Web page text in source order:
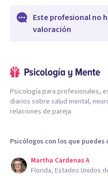
Este profesional no
valoración
Psicología para profesionales,
diarios sobre salud mental,
relaciones de pareja.
Psicólogos con los que
Martha Cardenas A
Florida, Estados Unidos